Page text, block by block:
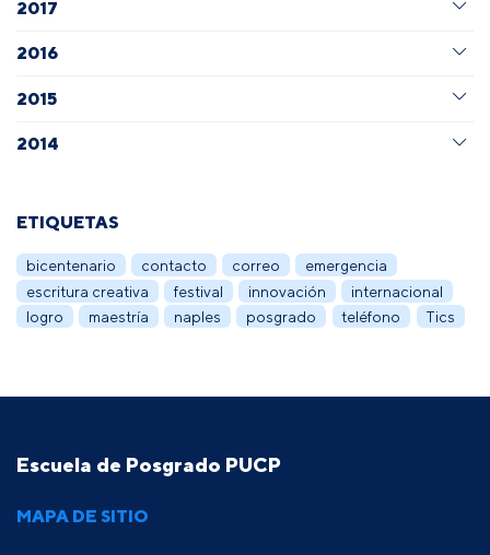
2017
2016
2015
2014
ETIQUETAS
bicentenario contacto correo
emergencia
escritura creativa
festival innovación
internacional
logro
maestría naples posgrado teléfono Tics
Escuela de Posgrado PUCP
MAPA DE SITIO